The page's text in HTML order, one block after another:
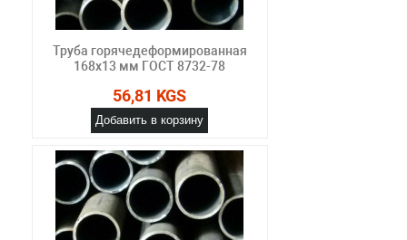
Труба горячедеформированная
168х13 мм ГОСТ 8732-78
56,81 KGS
Добавить в корзину